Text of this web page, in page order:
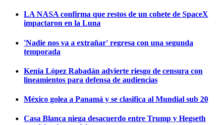
LA NASA confirma que restos de un cohete de SpaceX
impactaron en la Luna
'Nadie nos va a extrañar' regresa con una segunda
temporada
Kenia López Rabadán advierte riesgo de censura con
lineamientos para defensa de audiencias
México golea a Panamá y se clasifica al Mundial sub 20
Casa Blanca niega desacuerdo entre Trump y Hegseth